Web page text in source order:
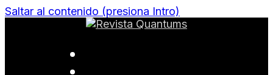
Saltar al contenido (presiona Intro)
Revista Quantums